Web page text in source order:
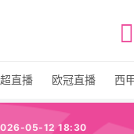
直播 欧冠直播 西
05-12 18:30